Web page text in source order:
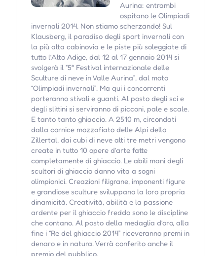
Aurina: entrambi
ospitano le Olimpiadi
invernali 2014. Non stiamo scherzando! Sul
Klausberg, il paradiso degli sport invernali con
la più alta cabinovia e le piste più soleggiate di
tutto l’Alto Adige, dal 12 al 17 gennaio 2014 si
svolgerà il “5° Festival internazionale delle
Sculture di neve in Valle Aurina”, dal moto
“Olimpiadi invernali”. Ma qui i concorrenti
porteranno stivali e guanti. Al posto degli sci e
degli slittini si serviranno di picconi, pale e scale.
E tanto tanto ghiaccio. A 2510 m, circondati
dalla cornice mozzafiato delle Alpi dello
Zillertal, dai cubi di neve alti tre metri vengono
create in tutto 10 opere d’arte fatte
completamente di ghiaccio. Le abili mani degli
scultori di ghiaccio danno vita a sogni
olimpionici. Creazioni filigrane, imponenti figure
e grandiose sculture sviluppano la loro propria
dinamicità. Creatività, abilità e la passione
ardente per il ghiaccio freddo sono le discipline
che contano. Al posto della medaglia d’oro, alla
fine i “Re del ghiaccio 2014” riceveranno premi in
denaro e in natura. Verrà conferito anche il
premio del pubblico.